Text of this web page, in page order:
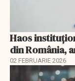
Haos
din România,
02 FEBRUARIE 2026